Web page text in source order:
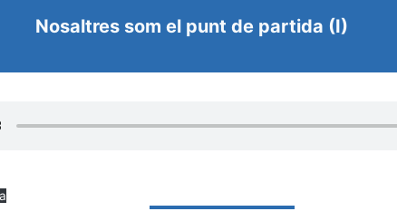
Nosaltres som el punt de partida (I)